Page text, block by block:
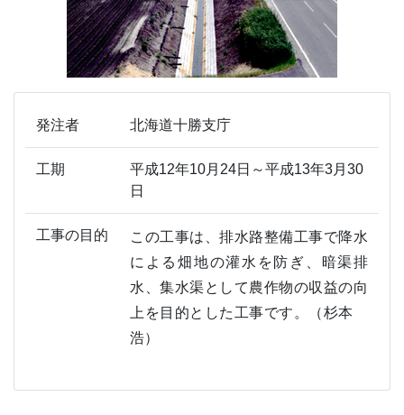
発注者 北海道十勝支庁
工期
平成12年10月24日～平成13年3月30
日
工事の目的
この工事は、排水路整備工事で降水
による畑地の灌水を防ぎ、暗渠排
水、集水渠として農作物の収益の向
上を目的とした工事です。（杉本
浩）